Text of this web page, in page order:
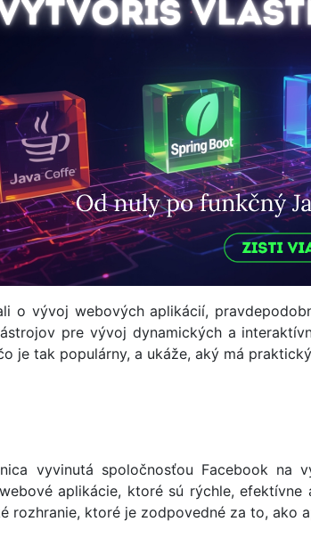
o vývoj webových aplikácií,
pre vývoj dynamických a
je tak populárny, a ukáže, aký má
vyvinutá spoločnosťou Facebook na
aplikácie, ktoré sú rýchle,
rozhranie, ktoré je zodpovedné za to, ako